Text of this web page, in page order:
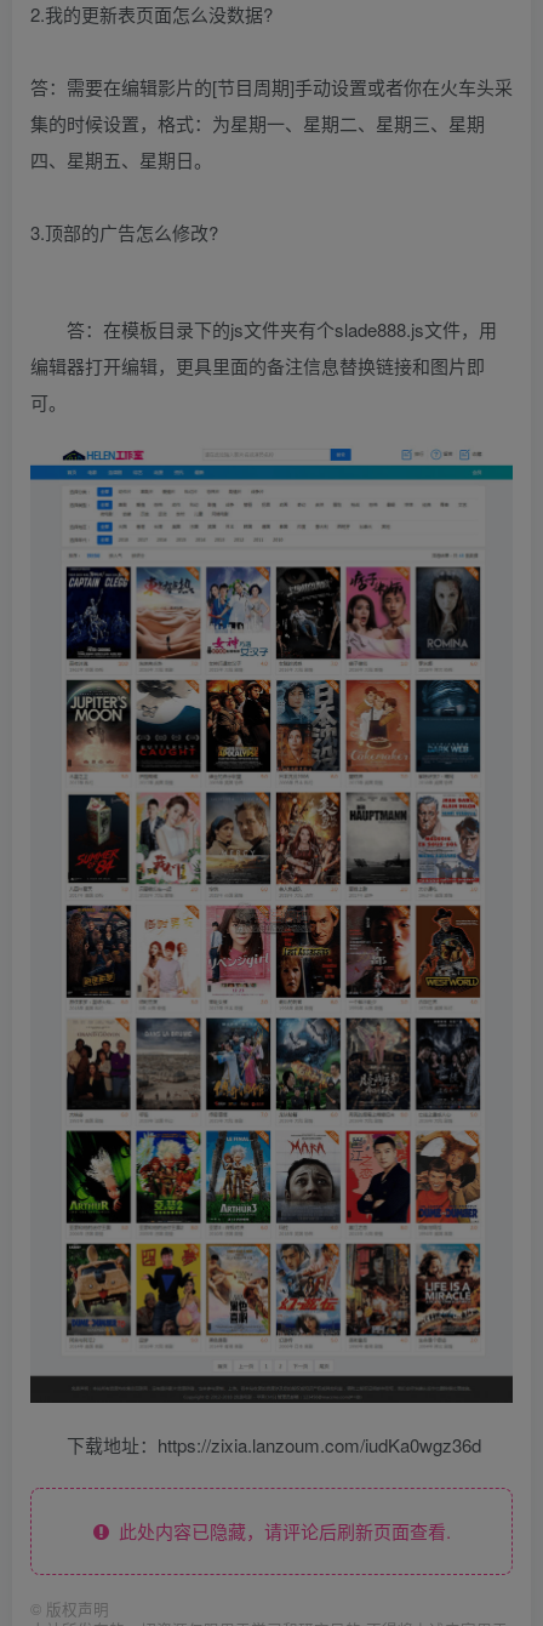
2.我的更新表页面怎么没数据?
答：需要在编辑影片的[节目周期]手动设置或者你在火车头采
集的时候设置，格式：为星期一、星期二、星期三、星期
四、星期五、星期日。
3.顶部的广告怎么修改?
答：在模板目录下的js文件夹有个slade888.js文件，用
编辑器打开编辑，更具里面的备注信息替换链接和图片即
可。
下载地址：https://zixia.lanzoum.com/iudKa0wgz36d
此处内容已隐藏，请评论后刷新页面查看.
© 版权声明